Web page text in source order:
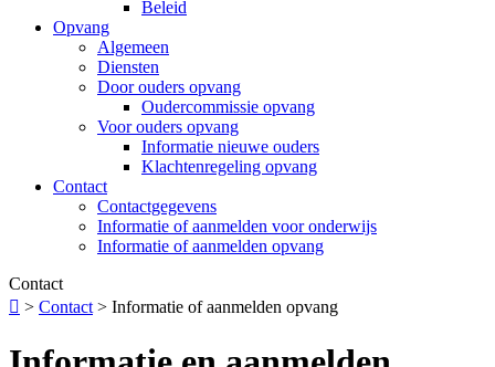
Beleid
Opvang
Algemeen
Diensten
Door ouders opvang
Oudercommissie opvang
Voor ouders opvang
Informatie nieuwe ouders
Klachtenregeling opvang
Contact
Contactgegevens
Informatie of aanmelden voor onderwijs
Informatie of aanmelden opvang
Contact
 > Contact > Informatie of aanmelden opvang